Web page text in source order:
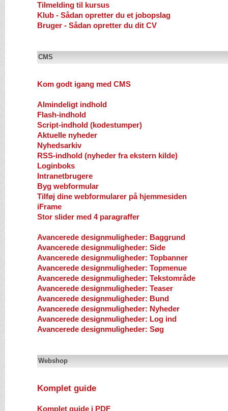
Tilmelding til kursus
Klub - Sådan opretter du et jobopslag
Bruger - Sådan opretter du dit CV
CMS
Kom godt igang med CMS
Almindeligt indhold
Flash-indhold
Script-indhold (kodestumper)
Aktuelle nyheder
Nyhedsarkiv
RSS-indhold (nyheder fra ekstern kilde)
Loginboks
Intranetbrugere
Byg webformular
Tilføj dine webformularer på hjemmesiden
iFrame
Stor slider med 4 paragraffer
Avancerede designmuligheder: Baggrund
Avancerede designmuligheder: Side
Avancerede designmuligheder: Topbanner
Avancerede designmuligheder: Topmenue
Avancerede designmuligheder: Tekstområde
Avancerede designmuligheder: Teaser
Avancerede designmuligheder: Bund
Avancerede designmuligheder: Nyheder
Avancerede designmuligheder: Log ind
Avancerede designmuligheder: Søg
Webshop
Komplet guide
Komplet guide i PDF